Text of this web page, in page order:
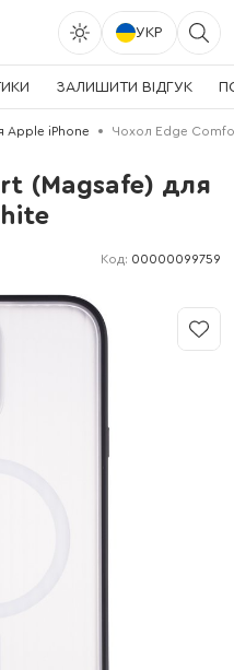
УКР
ЗАЛИШИТИ ВІДГУК
Apple iPhone Чохол Edge
(Magsafe) для
Код: 00000099759